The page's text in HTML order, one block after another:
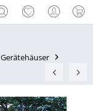
Gerätehäuser